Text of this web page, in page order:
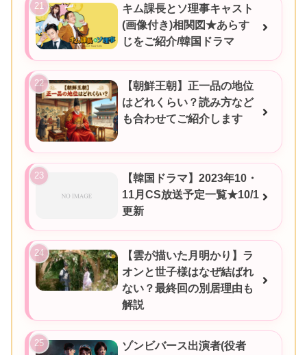
キム課長とソ理事キャスト
(画像付き)相関図★あらす
じをご紹介/韓国ドラマ
【朝鮮王朝】正一品の地位
はどれくらい？読み方など
も合わせてご紹介します
【韓国ドラマ】2023年10・
11月CS放送予定一覧★10/1
更新
【雲が描いた月明かり】ラ
オンと世子様はなぜ結ばれ
ない？最終回の別居理由も
解説
ゾンビバース出演者(役者